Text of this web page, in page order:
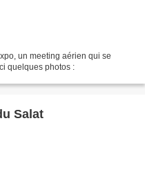
un meeting aérien qui se
quelques photos :
Salat